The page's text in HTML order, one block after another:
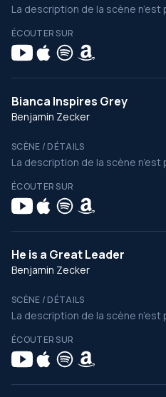
La description de la scène
ÉCOUTER SUR
Bianca Inspires Grey
Benjamin Zecker
SCÈNE / DÉTAILS
La description de la scène
ÉCOUTER SUR
He is a Great Leader
Benjamin Zecker
SCÈNE / DÉTAILS
La description de la scène
ÉCOUTER SUR